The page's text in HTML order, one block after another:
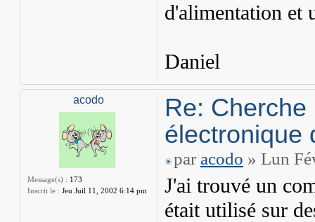
d'alimentation et
Daniel
acodo
Message(s) : 173
Inscrit le : Jeu Juil 11, 2002 6:14 pm
Re:
électronique
par acodo » Lun
J'ai trouvé un
était utilisé sur